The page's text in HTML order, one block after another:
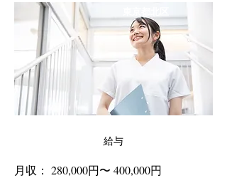
給与
月収： 280,000円〜 400,000円